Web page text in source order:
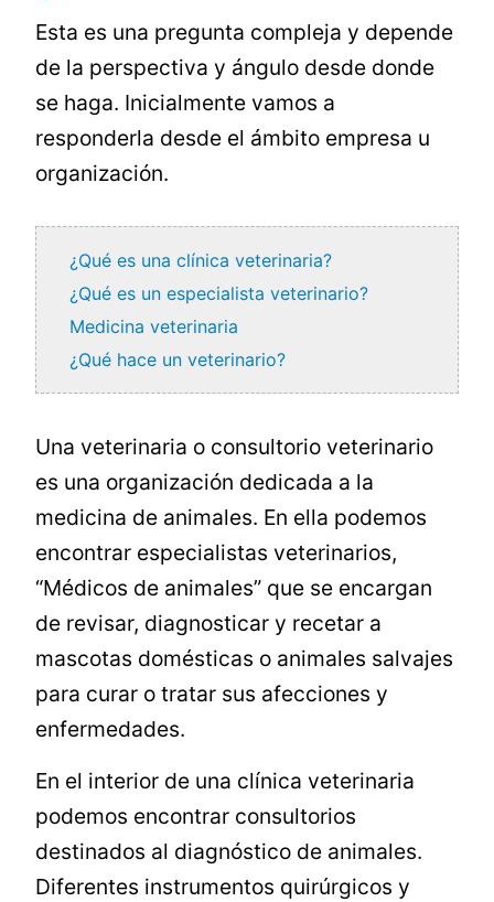
Esta es una pregunta compleja y depende
de la perspectiva y ángulo desde donde
se haga. Inicialmente vamos a
responderla desde el ámbito empresa u
organización.
¿Qué es una clínica veterinaria?
¿Qué es un especialista veterinario?
Medicina veterinaria
¿Qué hace un veterinario?
Una veterinaria o consultorio veterinario
es una organización dedicada a la
medicina de animales. En ella podemos
encontrar especialistas veterinarios,
“Médicos de animales” que se encargan
de revisar, diagnosticar y recetar a
mascotas domésticas o animales salvajes
para curar o tratar sus afecciones y
enfermedades.
En el interior de una clínica veterinaria
podemos encontrar consultorios
destinados al diagnóstico de animales.
Diferentes instrumentos quirúrgicos y